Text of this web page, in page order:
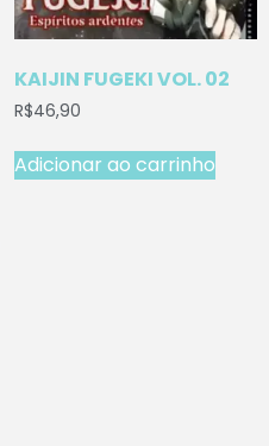
KAIJIN FUGEKI VOL. 02
R$46,90
Adicionar ao carrinho